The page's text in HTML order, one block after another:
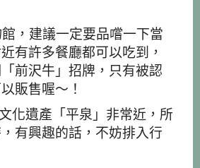
，建議一定要品嚐一下當
有許多餐廳都可以吃到，
「前沢牛」招牌，只有被認
販售喔～！
化遺產「平泉」非常近，所
有興趣的話，不妨排入行